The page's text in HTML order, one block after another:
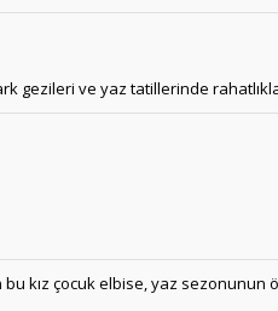
gezileri ve yaz tatillerinde
kız çocuk elbise, yaz sezonunun